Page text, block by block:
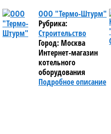
ООО "Термо-Штурм"
Рубрика:
Строительство
Город: Москва
Интернет-магазин
котельного
оборудования
Подробное описание